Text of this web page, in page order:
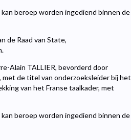
beroep worden ingediend binnen de
de Raad van State,
Alain TALLIER, bevorderd door
met de titel van onderzoeksleider bij het
van het Franse taalkader, met
beroep worden ingediend binnen de